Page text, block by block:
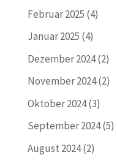
Februar 2025 (4)
Januar 2025 (4)
Dezember 2024(2)
November 2024(2)
Oktober 2024(3)
September 2024(5)
August 2024(2)